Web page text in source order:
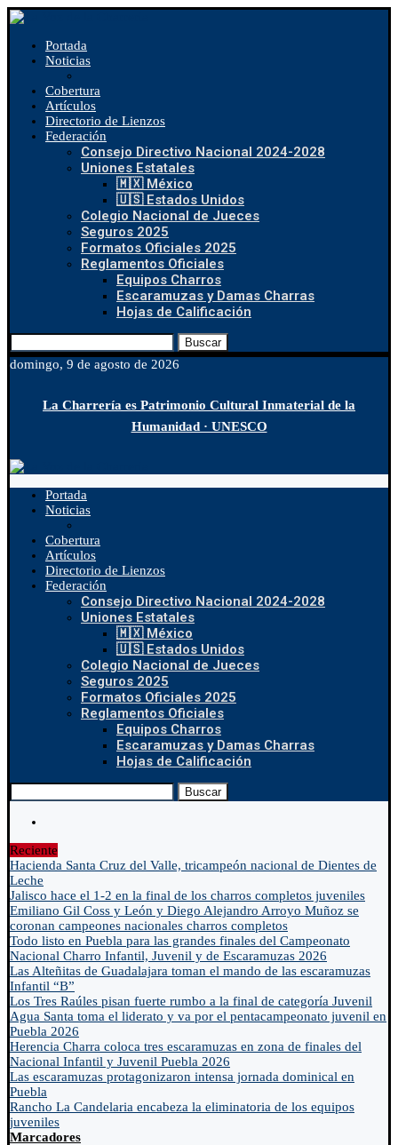
Portada
Noticias
Cobertura
Artículos
Directorio de Lienzos
Federación
Consejo Directivo Nacional 2024-2028
Uniones Estatales
🇲🇽 México
🇺🇸 Estados Unidos
Colegio Nacional de Jueces
Seguros 2025
Formatos Oficiales 2025
Reglamentos Oficiales
Equipos Charros
Escaramuzas y Damas Charras
Hojas de Calificación
Buscar
domingo, 9 de agosto de 2026
La Charrería es Patrimonio Cultural Inmaterial de la
Humanidad · UNESCO
Portada
Noticias
Cobertura
Artículos
Directorio de Lienzos
Federación
Consejo Directivo Nacional 2024-2028
Uniones Estatales
🇲🇽 México
🇺🇸 Estados Unidos
Colegio Nacional de Jueces
Seguros 2025
Formatos Oficiales 2025
Reglamentos Oficiales
Equipos Charros
Escaramuzas y Damas Charras
Hojas de Calificación
Buscar
Reciente
Hacienda Santa Cruz del Valle, tricampeón nacional de Dientes de
Leche
Jalisco hace el 1-2 en la final de los charros completos juveniles
Emiliano Gil Coss y León y Diego Alejandro Arroyo Muñoz se
coronan campeones nacionales charros completos
Todo listo en Puebla para las grandes finales del Campeonato
Nacional Charro Infantil, Juvenil y de Escaramuzas 2026
Las Alteñitas de Guadalajara toman el mando de las escaramuzas
Infantil “B”
Los Tres Raúles pisan fuerte rumbo a la final de categoría Juvenil
Agua Santa toma el liderato y va por el pentacampeonato juvenil en
Puebla 2026
Herencia Charra coloca tres escaramuzas en zona de finales del
Nacional Infantil y Juvenil Puebla 2026
Las escaramuzas protagonizaron intensa jornada dominical en
Puebla
Rancho La Candelaria encabeza la eliminatoria de los equipos
juveniles
Marcadores